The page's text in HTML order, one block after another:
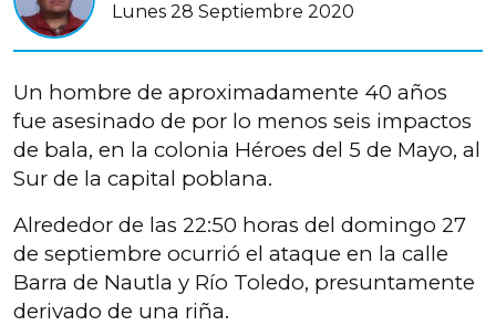
Lunes 28 Septiembre 2020
Un hombre de aproximadamente 40 años
fue asesinado de por lo menos seis impactos
de bala, en la colonia Héroes del 5 de Mayo, al
Sur de la capital poblana.
Alrededor de las 22:50 horas del domingo 27
de septiembre ocurrió el ataque en la calle
Barra de Nautla y Río Toledo, presuntamente
derivado de una riña.